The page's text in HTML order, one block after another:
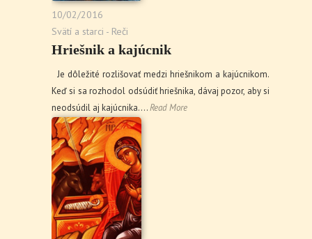
10/02/2016
Svätí a starci - Reči
Hriešnik a kajúcnik
Je dôležité rozlišovať medzi hriešnikom a kajúcnikom.
Keď si sa rozhodol odsúdiť hriešnika, dávaj pozor, aby si
neodsúdil aj kajúcnika.…Read More